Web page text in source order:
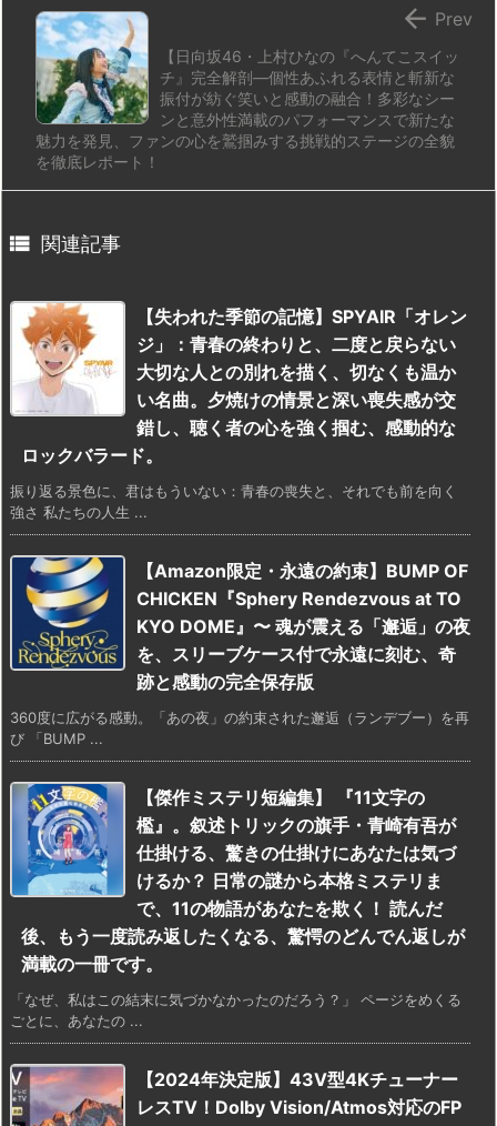
【日向坂46・上村ひなの『へんてこスイッ
チ』完全解剖―個性あふれる表情と斬新な
振付が紡ぐ笑いと感動の融合！多彩なシー
ンと意外性満載のパフォーマンスで新たな
魅力を発見、ファンの心を鷲掴みする挑戦的ステージの全貌
を徹底レポート！
 Prev
 関連記事
【失われた季節の記憶】SPYAIR「オレン
ジ」：青春の終わりと、二度と戻らない
大切な人との別れを描く、切なくも温か
い名曲。夕焼けの情景と深い喪失感が交
錯し、聴く者の心を強く掴む、感動的な
ロックバラード。
振り返る景色に、君はもういない：青春の喪失と、それでも前を向く
強さ 私たちの人生 ...
【Amazon限定・永遠の約束】BUMP OF
CHICKEN『Sphery Rendezvous at TO
KYO DOME』〜 魂が震える「邂逅」の夜
を、スリーブケース付で永遠に刻む、奇
跡と感動の完全保存版
360度に広がる感動。「あの夜」の約束された邂逅（ランデブー）を再
び 「BUMP ...
【傑作ミステリ短編集】 『11文字の
檻』。叙述トリックの旗手・青崎有吾が
仕掛ける、驚きの仕掛けにあなたは気づ
けるか？ 日常の謎から本格ミステリま
で、11の物語があなたを欺く！ 読んだ
後、もう一度読み返したくなる、驚愕のどんでん返しが
満載の一冊です。
「なぜ、私はこの結末に気づかなかったのだろう？」 ページをめくる
ごとに、あなたの ...
【2024年決定版】43V型4Kチューナー
レスTV！Dolby Vision/Atmos対応のFP